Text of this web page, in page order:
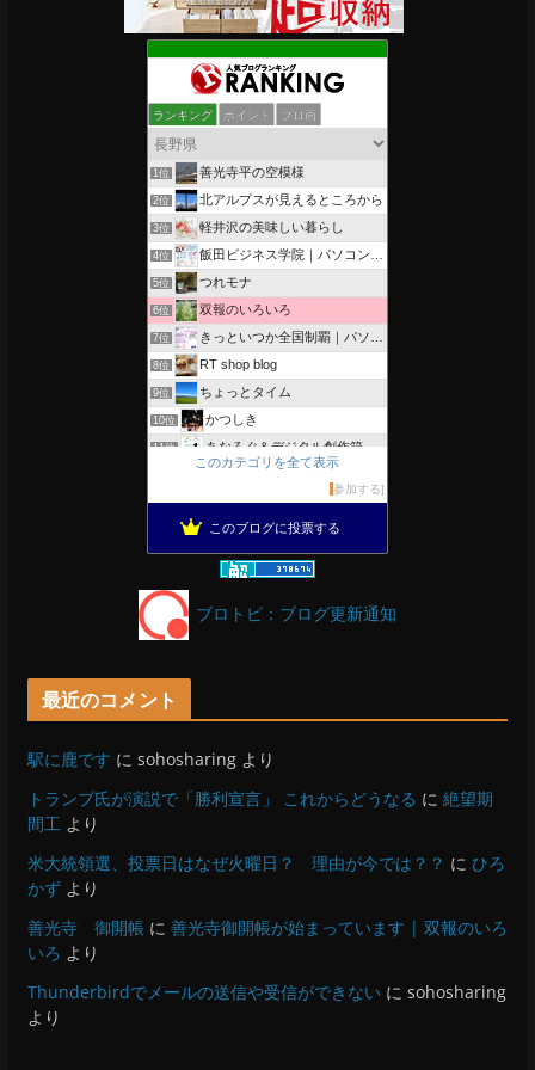
ランキング ポイント ブロ画
1位 善光寺平の空模様
2位 北アルプスが見えるところから
3位 軽井沢の美味しい暮らし
4位 飯田ビジネス学院｜パソコン、簿記、公共職業訓練と求職者支援
5位 つれモナ
6位 双報のいろいろ
7位 きっといつか全国制覇｜パソコン教室、簿記教室のスタッフブログ
8位 RT shop blog
9位 ちょっとタイム
10位 かつしき
11位 あなろぐ＆デジタル創作箱
軽井沢まったり生活 柴犬とともに
13位 がんばれ長野
のんびりいこうよ！
15位 OESセｴラ＆レイラ何気ない風景
このカテゴリを全て表示
参加する
このブログに投票する
ブロトピ：ブログ更新通知
最近のコメント
駅に鹿です に sohosharingより
トランプ氏が演説で「勝利宣言」 これからどうなる に 絶望期
間工より
米大統領選、投票日はなぜ火曜日？ 理由が今では？？ に ひろ
かずより
善光寺 御開帳 に 善光寺御開帳が始まっています | 双報のいろ
いろ より
Thunderbirdでメールの送信や受信ができない に sohosharing
より